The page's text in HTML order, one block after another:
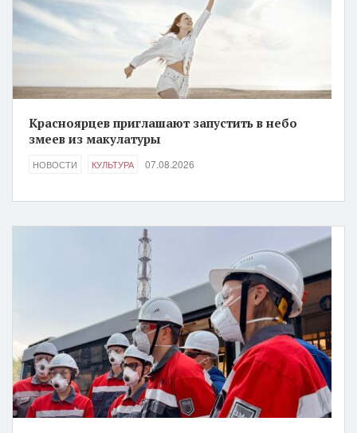
Красноярцев приглашают запустить в небо
змеев из макулатуры
НОВОСТИ КУЛЬТУРА 07.08.2026